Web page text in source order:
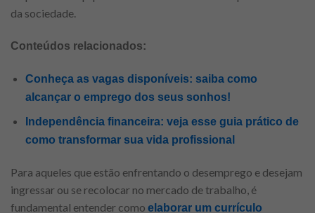
da sociedade.
Conteúdos relacionados:
Conheça as vagas disponíveis: saiba como
alcançar o emprego dos seus sonhos!
Independência financeira: veja esse guia prático de
como transformar sua vida profissional
Para aqueles que estão enfrentando o desemprego e desejam
ingressar ou se recolocar no mercado de trabalho, é
fundamental entender como elaborar um currículo